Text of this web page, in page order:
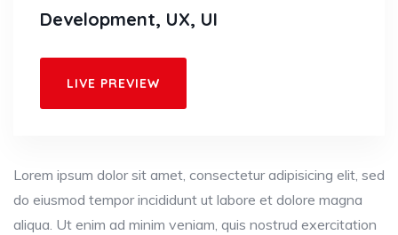
Development, UX, UI
LIVE PREVIEW
Lorem ipsum dolor sit amet, consectetur adipisicing elit, sed
do eiusmod tempor incididunt ut labore et dolore magna
aliqua. Ut enim ad minim veniam, quis nostrud exercitation